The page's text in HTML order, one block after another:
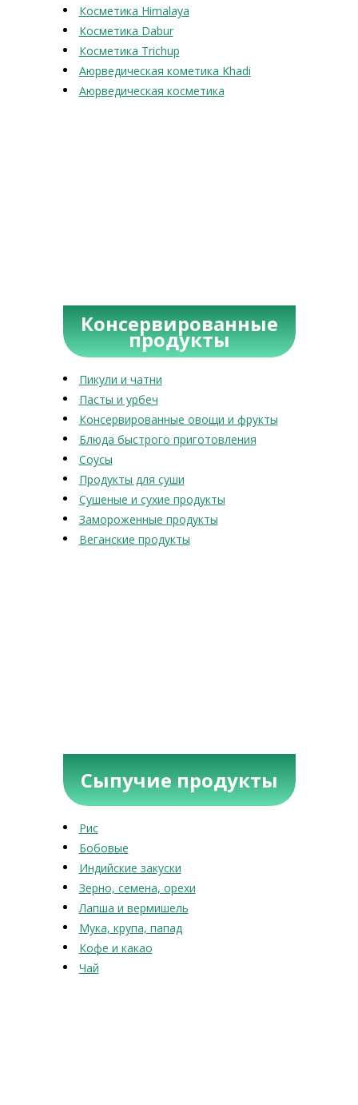
Косметика Himalaya
Косметика Dabur
Косметика Trichup
Аюрведическая кометика Khadi
Аюрведическая косметика
Консервированные
продукты
Пикули и чатни
Пасты и урбеч
Консервированные овощи и фрукты
Блюда быстрого приготовления
Соусы
Продукты для суши
Сушеные и сухие продукты
Замороженные продукты
Веганские продукты
Сыпучие продукты
Рис
Бобовые
Индийские закуски
Зерно, семена, орехи
Лапша и вермишель
Мука, крупа, папад
Кофе и какао
Чай